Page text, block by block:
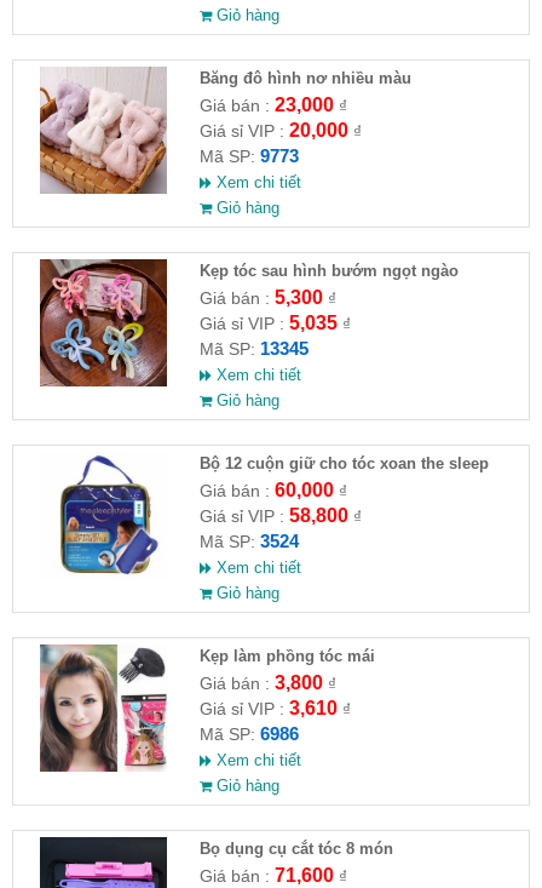
Giỏ hàng
Băng đô hình nơ nhiều màu
Giá bán : 23,000₫
Giá sỉ VIP : 20,000₫
Mã SP: 9773
Xem chi tiết
Giỏ hàng
Kẹp tóc sau hình bướm ngọt ngào
Giá bán : 5,300₫
Giá sỉ VIP : 5,035₫
Mã SP: 13345
Xem chi tiết
Giỏ hàng
Bộ 12 cuộn giữ cho tóc xoan the sleep
Giá bán : 60,000₫
Giá sỉ VIP : 58,800₫
Mã SP: 3524
Xem chi tiết
Giỏ hàng
Kẹp làm phồng tóc mái
Giá bán : 3,800₫
Giá sỉ VIP : 3,610₫
Mã SP: 6986
Xem chi tiết
Giỏ hàng
Bọ dụng cụ cắt tóc 8 món
Giá bán : 71,600₫